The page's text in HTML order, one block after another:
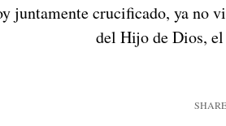
juntamente crucificado, ya no
del Hijo de Dios,